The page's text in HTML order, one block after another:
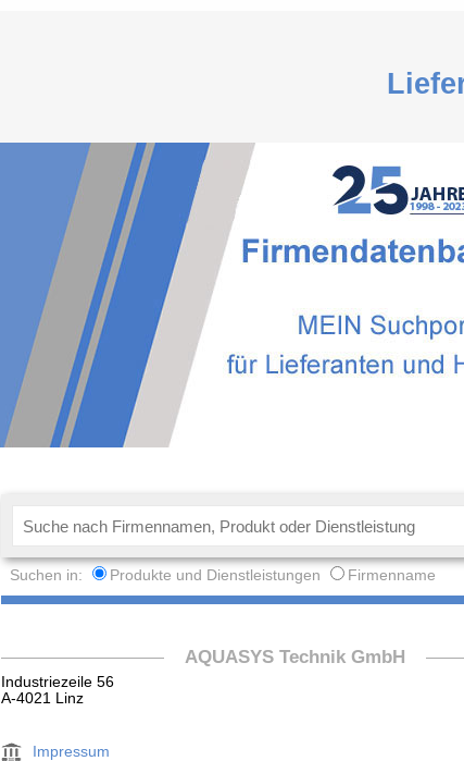
Suchen in: Produkte und Dienstleistungen Firmenname
AQUASYS Technik GmbH
Industriezeile 56
A-4021 Linz
Impressum